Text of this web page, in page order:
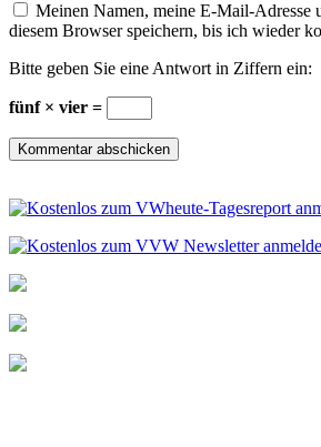
Meinen Namen, meine E-Mail-Adresse
diesem Browser speichern, bis ich wieder
Bitte geben Sie eine Antwort in Ziffern ein:
fünf × vier =